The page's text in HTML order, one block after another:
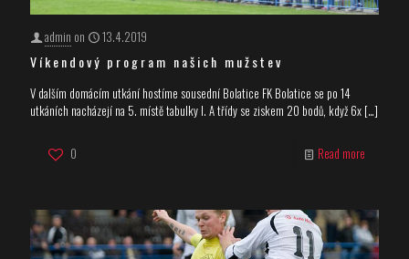
admin on 13.4.2019
Víkendový program našich mužstev
V dalším domácím utkání hostíme sousední Bolatice FK Bolatice se po 14
utkáních nacházejí na 5. místě tabulky I. A třídy se ziskem 20 bodů, když 6x […]
0 Read more